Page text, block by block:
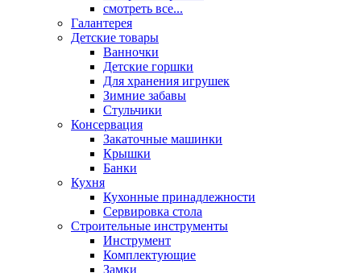
смотреть все...
Галантерея
Детские товары
Ванночки
Детские горшки
Для хранения игрушек
Зимние забавы
Стульчики
Консервация
Закаточные машинки
Крышки
Банки
Кухня
Кухонные принадлежности
Сервировка стола
Строительные инструменты
Инструмент
Комплектующие
Замки